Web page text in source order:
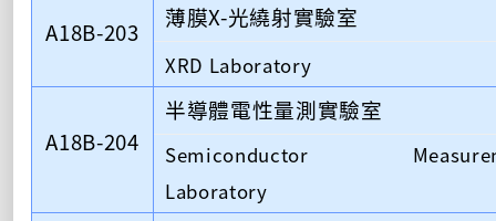
A18B-203 薄膜X-光繞射實驗室
XRD Laboratory
A18B-204
半導體電性量測實驗室
Semiconductor
Laboratory